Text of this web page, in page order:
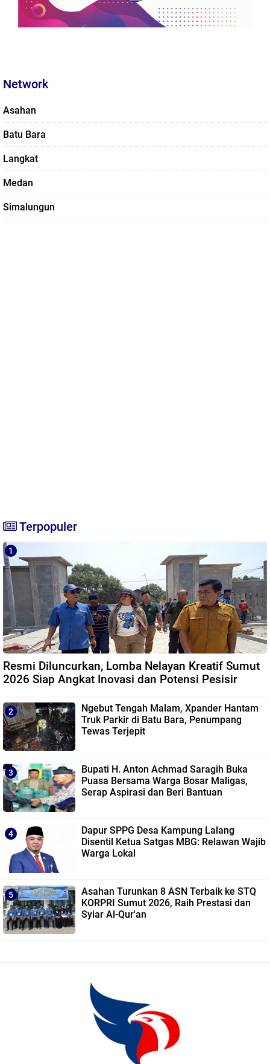
Network
Asahan
Batu Bara
Langkat
Medan
Simalungun
Terpopuler
Resmi Diluncurkan, Lomba Nelayan Kreatif Sumut
2026 Siap Angkat Inovasi dan Potensi Pesisir
Ngebut Tengah Malam, Xpander Hantam
Truk Parkir di Batu Bara, Penumpang
Tewas Terjepit
Bupati H. Anton Achmad Saragih Buka
Puasa Bersama Warga Bosar Maligas,
Serap Aspirasi dan Beri Bantuan
Dapur SPPG Desa Kampung Lalang
Disentil Ketua Satgas MBG: Relawan Wajib
Warga Lokal
Asahan Turunkan 8 ASN Terbaik ke STQ
KORPRI Sumut 2026, Raih Prestasi dan
Syiar Al-Qur'an